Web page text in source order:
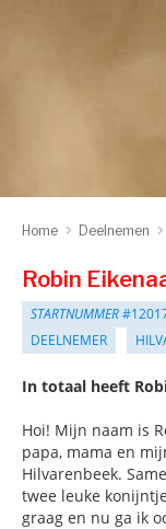
Home Deelnemen
Robin
STARTNUMMER
DEELNEMER
In totaal heeft
Hoi! Mijn naam is
papa, mama en
Hilvarenbeek.
twee leuke
graag en nu ga ik